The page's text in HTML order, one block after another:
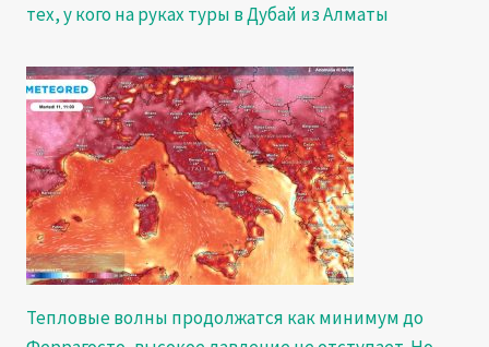
тех, у кого на руках туры в Дубай из Алматы
Тепловые волны продолжатся как минимум до